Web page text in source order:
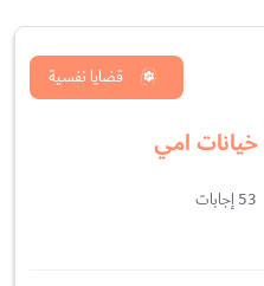
امي
قضايا نفسية
53 إجابات